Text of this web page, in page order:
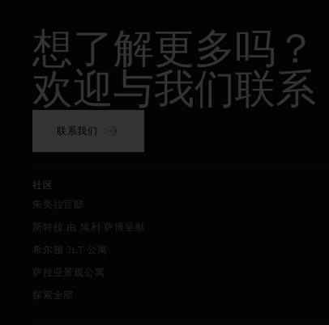
想了解更多吗？
欢迎与我们联系
联系我们
社区
朱美拉官邸
斯特拉 由 埃利·萨博呈献
希尔顿 JLT 公寓
萨拉亚景观公寓
探索全部